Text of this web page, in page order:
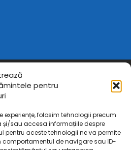
pentru
experiențe, folosim tehnologii precum
și/sau accesa informațiile despre
pentru aceste tehnologii ne va permite
de navigare sau ID-